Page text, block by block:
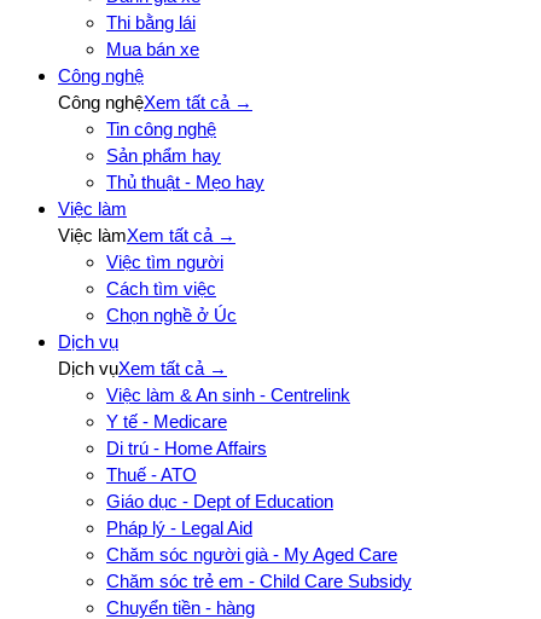
Thi bằng lái
Mua bán xe
Công nghệ
Công nghệXem tất cả →
Tin công nghệ
Sản phẩm hay
Thủ thuật - Mẹo hay
Việc làm
Việc làmXem tất cả →
Việc tìm người
Cách tìm việc
Chọn nghề ở Úc
Dịch vụ
Dịch vụXem tất cả →
Việc làm & An sinh - Centrelink
Y tế - Medicare
Di trú - Home Affairs
Thuế - ATO
Giáo dục - Dept of Education
Pháp lý - Legal Aid
Chăm sóc người già - My Aged Care
Chăm sóc trẻ em - Child Care Subsidy
Chuyển tiền - hàng